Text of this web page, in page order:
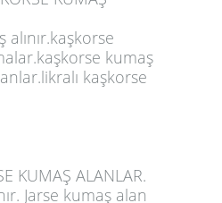
kaşkorse
kumaş
kaşkorse
KUMAŞ ALANLAR.
Jarse kumaş alan